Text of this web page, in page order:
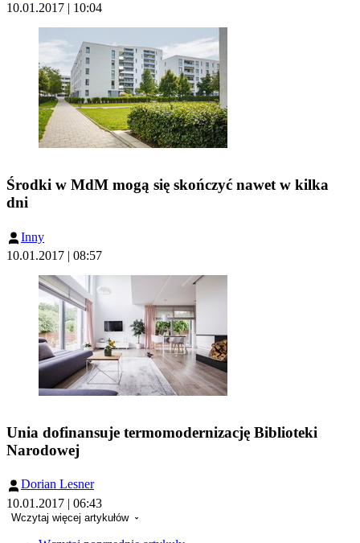
10.01.2017 | 10:04
Środki w MdM mogą się skończyć nawet w kilka
dni
Inny
10.01.2017 | 08:57
Unia dofinansuje termomodernizację Biblioteki
Narodowej
Dorian Lesner
10.01.2017 | 06:43
Wczytaj więcej artykułów